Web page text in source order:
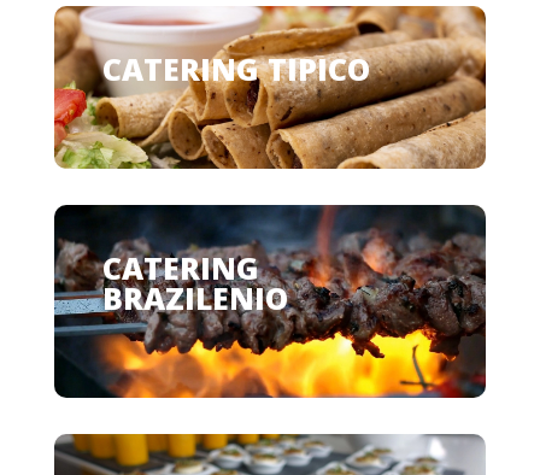
CATERING TIPICO
CATERING
BRAZILENIO